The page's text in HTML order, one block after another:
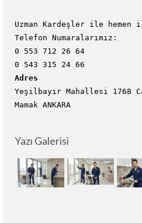
Uzman Kardeşler ile
Telefon Numaralarımız:
0 553 712 26 64
0 543 315 24 66
Adres
Yeşilbayır Mahallesi 1768
Mamak ANKARA
Yazı Galerisi